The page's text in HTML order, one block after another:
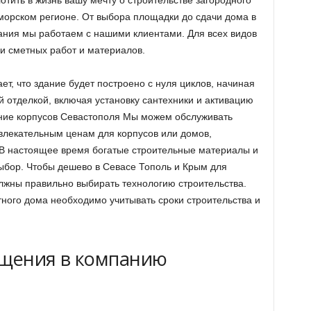
регионе. От выбора площадки до сдачи дома в
мы работаем с нашими клиентами. Для всех видов
сметных работ и материалов.
что здание будет построено с нуля циклов, начиная
включая установку сантехники и активацию
корпусов Севастополя Мы можем обслуживать
ценам для корпусов или домов,
настоящее время богатые строительные материалы и
Чтобы дешево в Севасе Тополь и Крым для
правильно выбирать технологию строительства.
дома необходимо учитывать сроки строительства и
в компанию